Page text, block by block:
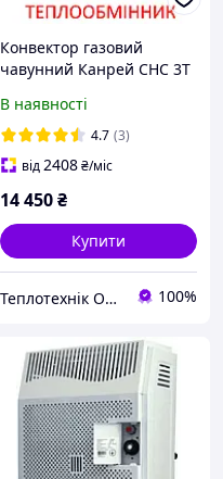
Конвектор газовий
чавунний Канрей CHC 3T
вентилятором
В наявності
4.7 (3)
від2408₴/міс
14 450₴
Купити
Теплотехнік Одеса 100%